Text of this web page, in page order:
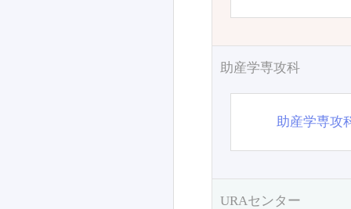
助産学専攻科
助産学専攻
URAセンター